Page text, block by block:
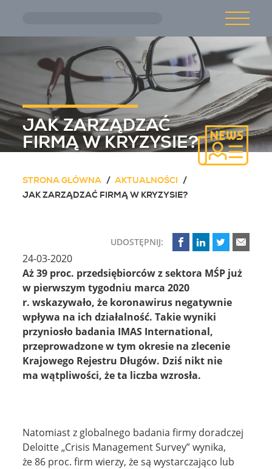
AKTUALNOŚCI
OFERTA
KARIERA
KONTAKT
ZALOGUJ
JAK ZARZĄDZAĆ
FIRMĄ W KRYZYSIE?
STRONA GŁÓWNA
AKTUALNOŚCI
JAK ZARZĄDZAĆ FIRMĄ W KRYZYSIE?
UDOSTĘPNIJ:
24-03-2020
Aż 39 proc. przedsiębiorców z sektora MŚP już
w pierwszym tygodniu marca 2020
r. wskazywało, że koronawirus negatywnie
wpływa na ich działalność. Takie wyniki
przyniosło badania IMAS International,
przeprowadzone w tym okresie na zlecenie
Krajowego Rejestru Długów. Dziś nikt nie
ma wątpliwości, że ta liczba wzrosła.
Natomiast z globalnego badania firmy doradczej
Deloitte „Crisis Management Survey” wynika,
że 86 proc. firm wierzy, że są wystarczająco lub